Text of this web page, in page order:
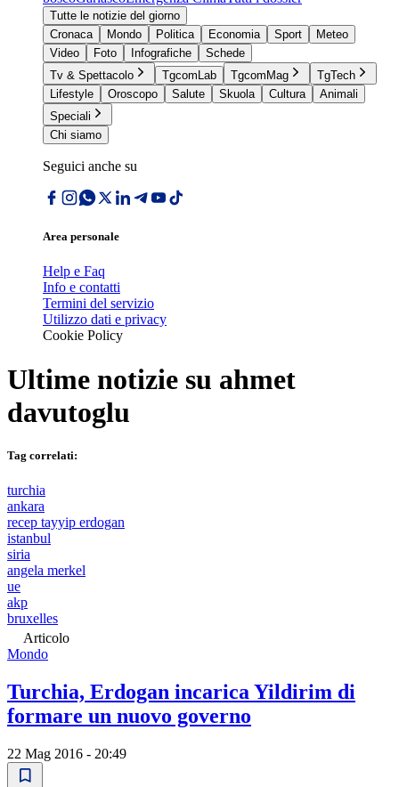
Tutte le notizie del giorno
Cronaca
Mondo Politica Economia Sport
Meteo
Video
Foto Infografiche
Schede
Tv & Spettacolo
TgcomLab TgcomMag
TgTech
Lifestyle
Oroscopo Salute Skuola Cultura
Animali
Speciali
Chi siamo
Seguici anche su
Area personale
Help e Faq
Info e contatti
Termini del servizio
Utilizzo dati e privacy
Cookie Policy
Ultime notizie su ahmet
davutoglu
Tag correlati:
turchia
ankara
recep tayyip erdogan
istanbul
siria
angela merkel
ue
akp
bruxelles
Articolo
Mondo
Turchia, Erdogan incarica Yildirim di
formare un nuovo governo
22 Mag 2016 - 20:49